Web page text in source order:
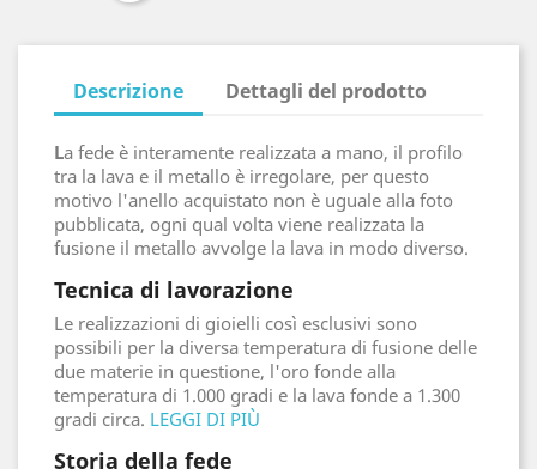
Descrizione Dettagli del prodotto
La fede è interamente realizzata a mano, il profilo
tra la lava e il metallo è irregolare, per questo
motivo l'anello acquistato non è uguale alla foto
pubblicata, ogni qual volta viene realizzata la
fusione il metallo avvolge la lava in modo diverso.
Tecnica di lavorazione
Le realizzazioni di gioielli così esclusivi sono
possibili per la diversa temperatura di fusione delle
due materie in questione, l'oro fonde alla
temperatura di 1.000 gradi e la lava fonde a 1.300
gradi circa. LEGGI DI PIÙ
Storia della fede